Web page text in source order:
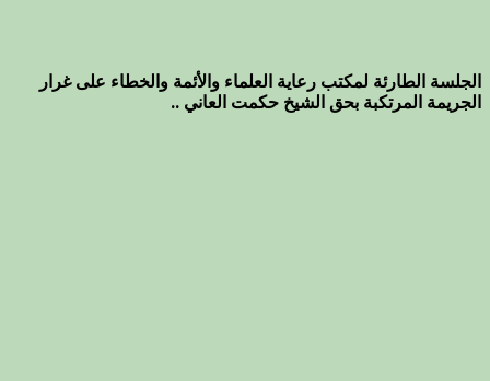
الجلسة الطارئة لمكتب رعاية العلماء والأئمة والخطاء على غرار
الجريمة المرتكبة بحق الشيخ حكمت العاني ..